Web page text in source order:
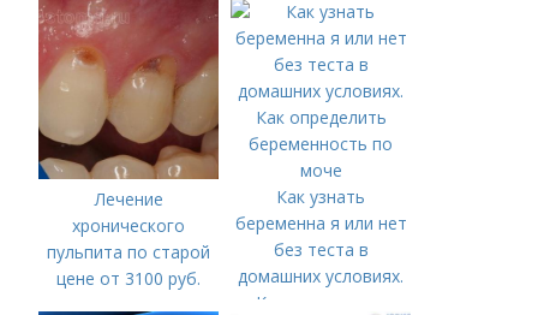
ребенку?
Лечение
хронического
пульпита по старой
цене от 3100 руб.
Как узнать
беременна я или нет
без теста в
домашних условиях.
Как определить